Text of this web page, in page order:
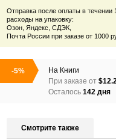
Отправка после оплаты в
расходы на упаковку:
Озон, Яндекс, СДЭК,
Почта России при заказе от 1000
-5% На Книги
При заказе от
Осталось 142 дня
Смотрите также